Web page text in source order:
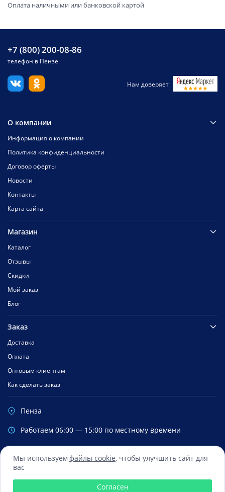
Мы используем файлы cookie, чтобы улучшить сайт для
вас
Согласен
Оплата наличными или банковской картой
+7 (800) 200-08-86
телефон в Пензе
Нам доверяет
О компании
Информация о компании
Политика конфиденциальности
Договор оферты
Новости
Контакты
Карта сайта
Магазин
Каталог
Отзывы
Скидки
Мой заказ
Блог
Заказ
Доставка
Оплата
Оптовым клиентам
Как сделать заказ
Пенза
Работаем 06:00 — 15:00 по местному времени
Сбербанк
© 2016 — 2026 Все права зарегистрированы ООО «ФиксМобайл»